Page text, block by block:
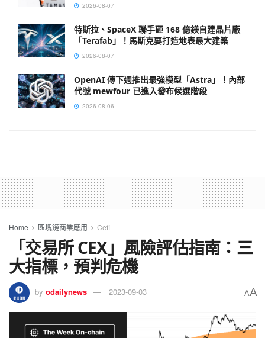
2026-08-07
特斯拉、SpaceX 聯手砸 168 億鎂自建晶片廠
「Terafab」！馬斯克要打造地表最大建築
2026-08-07
OpenAI 傳下週推出最強模型「Astra」！內部
代號 mewfour 已進入發布候選階段
2026-08-06
Home 區塊鏈商業應用 Cefi
「交易所 CEX」風險評估指南：三
大指標，預判危機
by odailynews 2023-09-03 AA